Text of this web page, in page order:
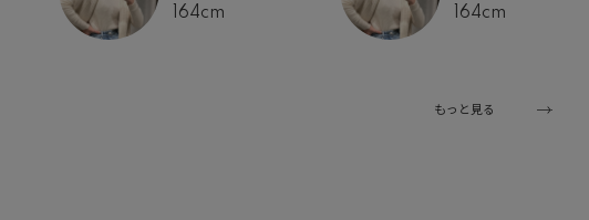
164cm
164cm
もっと見る